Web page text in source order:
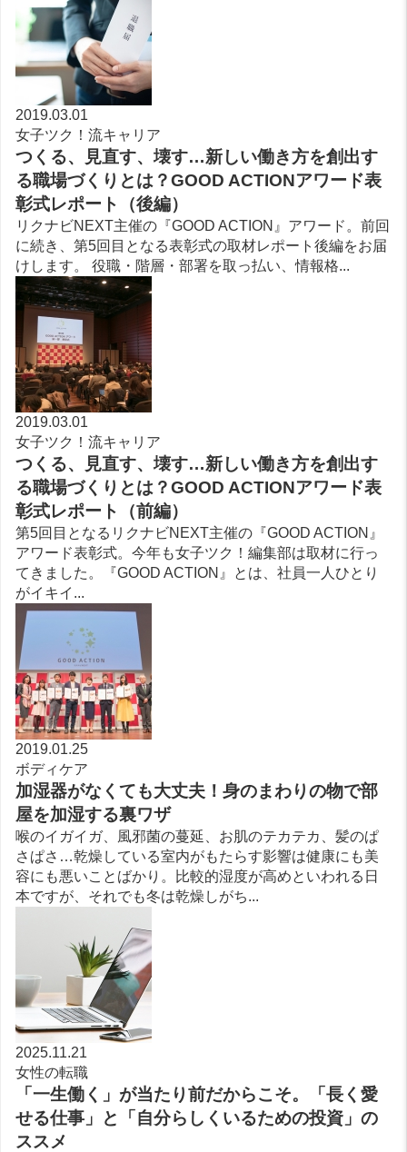
2019.03.01
女子ツク！流キャリア
つくる、見直す、壊す…新しい働き方を創出す
る職場づくりとは？GOOD ACTIONアワード表
彰式レポート（後編）
リクナビNEXT主催の『GOOD ACTION』アワード。前回
に続き、第5回目となる表彰式の取材レポート後編をお届
けします。 役職・階層・部署を取っ払い、情報格...
2019.03.01
女子ツク！流キャリア
つくる、見直す、壊す…新しい働き方を創出す
る職場づくりとは？GOOD ACTIONアワード表
彰式レポート（前編）
第5回目となるリクナビNEXT主催の『GOOD ACTION』
アワード表彰式。今年も女子ツク！編集部は取材に行っ
てきました。『GOOD ACTION』とは、社員一人ひとり
がイキイ...
2019.01.25
ボディケア
加湿器がなくても大丈夫！身のまわりの物で部
屋を加湿する裏ワザ
喉のイガイガ、風邪菌の蔓延、お肌のテカテカ、髪のぱ
さぱさ…乾燥している室内がもたらす影響は健康にも美
容にも悪いことばかり。比較的湿度が高めといわれる日
本ですが、それでも冬は乾燥しがち...
2025.11.21
女性の転職
「一生働く」が当たり前だからこそ。「長く愛
せる仕事」と「自分らしくいるための投資」の
ススメ